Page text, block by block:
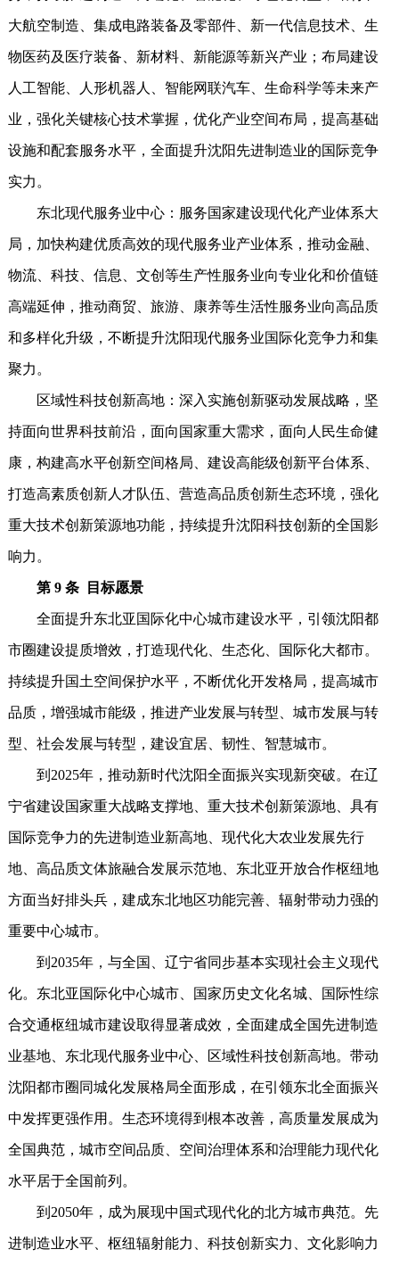
大航空制造、集成电路装备及零部件、新一代信息技术、生
物医药及医疗装备、新材料、新能源等新兴产业；布局建设
人工智能、人形机器人、智能网联汽车、生命科学等未来产
业，强化关键核心技术掌握，优化产业空间布局，提高基础
设施和配套服务水平，全面提升沈阳先进制造业的国际竞争
实力。
东北现代服务业中心：服务国家建设现代化产业体系大
局，加快构建优质高效的现代服务业产业体系，推动金融、
物流、科技、信息、文创等生产性服务业向专业化和价值链
高端延伸，推动商贸、旅游、康养等生活性服务业向高品质
和多样化升级，不断提升沈阳现代服务业国际化竞争力和集
聚力。
区域性科技创新高地：深入实施创新驱动发展战略，坚
持面向世界科技前沿，面向国家重大需求，面向人民生命健
康，构建高水平创新空间格局、建设高能级创新平台体系、
打造高素质创新人才队伍、营造高品质创新生态环境，强化
重大技术创新策源地功能，持续提升沈阳科技创新的全国影
响力。
第 9 条 目标愿景
全面提升东北亚国际化中心城市建设水平，引领沈阳都
市圈建设提质增效，打造现代化、生态化、国际化大都市。
持续提升国土空间保护水平，不断优化开发格局，提高城市
品质，增强城市能级，推进产业发展与转型、城市发展与转
型、社会发展与转型，建设宜居、韧性、智慧城市。
到2025年，推动新时代沈阳全面振兴实现新突破。在辽
宁省建设国家重大战略支撑地、重大技术创新策源地、具有
国际竞争力的先进制造业新高地、现代化大农业发展先行
地、高品质文体旅融合发展示范地、东北亚开放合作枢纽地
方面当好排头兵，建成东北地区功能完善、辐射带动力强的
重要中心城市。
到2035年，与全国、辽宁省同步基本实现社会主义现代
化。东北亚国际化中心城市、国家历史文化名城、国际性综
合交通枢纽城市建设取得显著成效，全面建成全国先进制造
业基地、东北现代服务业中心、区域性科技创新高地。带动
沈阳都市圈同城化发展格局全面形成，在引领东北全面振兴
中发挥更强作用。生态环境得到根本改善，高质量发展成为
全国典范，城市空间品质、空间治理体系和治理能力现代化
水平居于全国前列。
到2050年，成为展现中国式现代化的北方城市典范。先
进制造业水平、枢纽辐射能力、科技创新实力、文化影响力